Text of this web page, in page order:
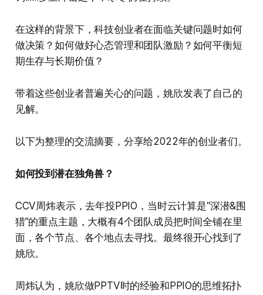
在这样的背景下，科技创业者在面临关键问题时如何
做决策？如何做好心态管理和团队激励？如何平衡短
期生存与长期价值？
带着这些创业者普遍关心的问题，姚欣发表了自己的
见解。
以下为整理的交流摘要，分享给2022年的创业者们。
如何投到潜在独角兽？
CCV周炜表示，去年投PPIO，当时云计算是“深潜&围
猎”的重点主题，大概有4个团队成员把时间全铺在里
面，各个节点、各个地点去寻找。最终很开心找到了
姚欣。
周炜认为，姚欣做PPTV时的经验和PPIO的思维拓扑